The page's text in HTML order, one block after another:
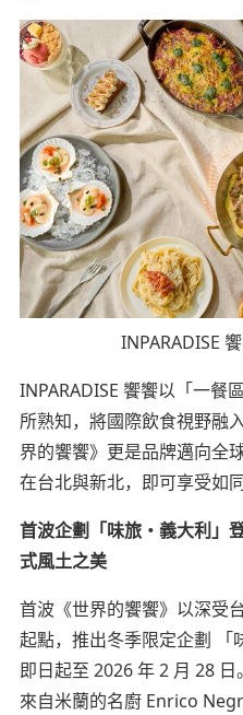
INPARADISE
INPARADISE 饗饗以「一餐
所熟知，將國際飲食視野融
界的饗饗》更是品牌邁向全
在台北與新北，即可享受如
首波企劃「味旅・ 義大利」
式風土之美
首波《世界的饗饗》以深受
起點，推出冬季限定企劃 「
即日起至 2026 年 2 月 28
來自米蘭的名廚 Enrico